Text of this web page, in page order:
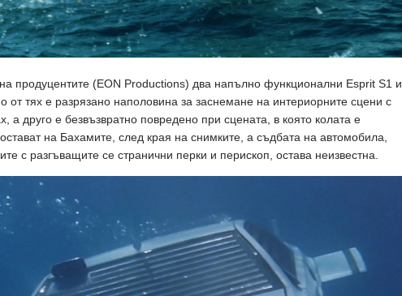
продуцентите (EON Productions) два напълно функционални Esprit S1 и
от тях е разрязано наполовина за заснемане на интериорните сцени с
а друго е безвъзвратно повредено при сцената, в която колата е
на Бахамите, след края на снимките, а съдбата на автомобила,
с разгъващите се странични перки и перископ, остава неизвестна.